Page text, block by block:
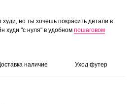
худи, но ты хочешь покрасить детали в
худи "с нуля" в удобном пошаговом
наличие Уход футер